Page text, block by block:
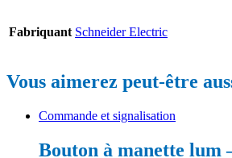
Fabriquant Schneider Electric
Vous aimerez peut-être
Commande et signalisation
Bouton à manette lum